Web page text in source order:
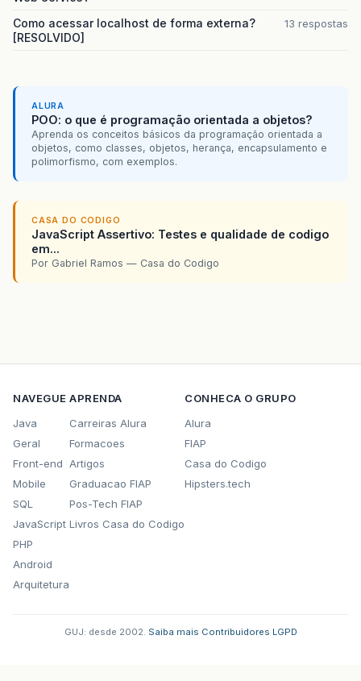
Como acessar localhost de forma externa?
[RESOLVIDO]
13 respostas
ALURA
POO: o que é programação orientada a objetos?
Aprenda os conceitos básicos da programação orientada a
objetos, como classes, objetos, herança, encapsulamento e
polimorfismo, com exemplos.
CASA DO CODIGO
JavaScript Assertivo: Testes e qualidade de codigo
em...
Por Gabriel Ramos — Casa do Codigo
NAVEGUE
Java
Geral
Front-end
Mobile
SQL
JavaScript
PHP
Android
Arquitetura
APRENDA
Carreiras Alura
Formacoes
Artigos
Graduacao FIAP
Pos-Tech FIAP
Livros Casa do Codigo
CONHECA O GRUPO
Alura
FIAP
Casa do Codigo
Hipsters.tech
GUJ: desde 2002. Saiba mais Contribuidores LGPD